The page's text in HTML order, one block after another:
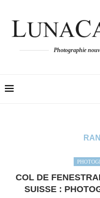
Photographie
COL DE
SUISSE :